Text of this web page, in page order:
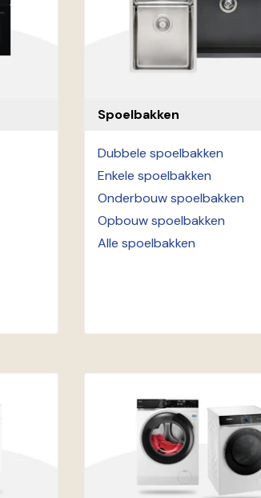
Spoelbakken
Dubbele spoelbakken
Enkele spoelbakken
Onderbouw spoelbakken
Opbouw spoelbakken
Alle spoelbakken